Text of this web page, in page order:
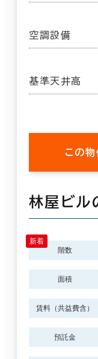
空調設備
基準天井高
この
林屋ビル
階数
面積
賃料（共益費含）
預託金